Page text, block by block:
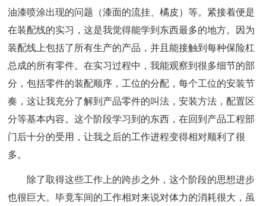
油漆喷涂出现的问题（漆面的流挂、橘皮）等。紧接着便是
在装配线的实习，这是我觉得能学到东西最多的地方。因为
装配线上包括了所有生产的产品，并且能接触到每种保险杠
总成的所有零件。在实习过程中，我能观察到很多细节的部
分，包括零件的装配顺序，工位的分配，每个工位的安装节
奏，这让我充分了解到产品零件的叫法，安装方法，配置区
分等基本内容。这个阶段学习到的东西，在回到产品工程部
门后十分的受用，让我之后的工作进程变得相对顺利了很
多。
除了取得这些工作上的跨步之外，这个阶段的思想进步
也很巨大。毕竟车间的工作相对来说对体力的消耗很大，虽